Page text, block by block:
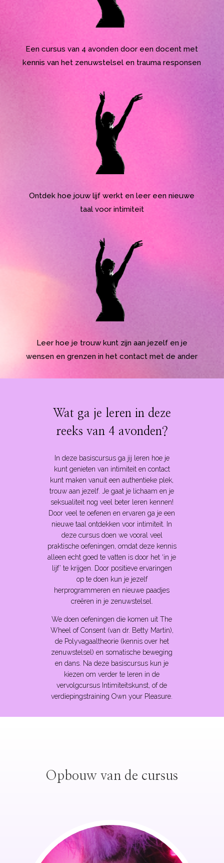
Een cursus van 4 avonden door een docent met
kennis van het zenuwstelsel en trauma responsen
Ontdek hoe jouw lijf werkt en leer een nieuwe
taal voor intimiteit
Leer hoe je trouw kunt zijn aan jezelf en je
wensen en grenzen in het contact met de ander
Wat ga je leren in deze
reeks van 4 avonden?
In deze basiscursus ga jij leren hoe je
kunt genieten van intimiteit en contact
kunt maken vanuit een authentieke plek,
trouw aan jezelf. Je gaat je lichaam en je
seksualiteit nog veel beter leren kennen!
Door veel te oefenen en ervaren ga je een
nieuwe taal ontdekken voor intimiteit. In
deze cursus doen we vooral veel
praktische oefeningen, omdat deze kennis
alleen echt goed te vatten is door het ‘in je
lijf’ te krijgen. Door positieve ervaringen
op te doen kun je jezelf
herprogrammeren en nieuwe paadjes
creëren in je zenuwstelsel.
We doen oefeningen die komen uit The
Wheel of Consent (van dr. Betty Martin),
de Polyvagaaltheorie (kennis over het
zenuwstelsel) en somatische beweging
en dans. Na deze basiscursus kun je
kiezen om verder te leren in de
vervolgcursus Intimiteitskunst, of de
verdiepingstraining Own your Pleasure.
Opbouw van de cursus